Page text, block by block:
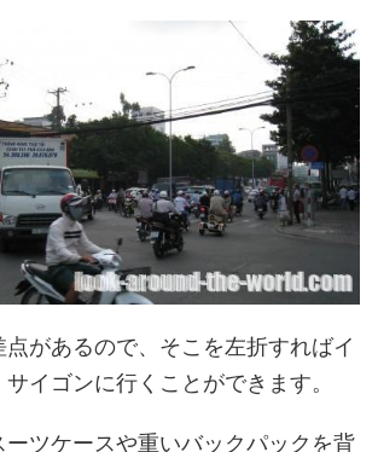
があるので、そこを左折すればイ
イゴンに行くことができます。
ーツケースや重いバックパックを背